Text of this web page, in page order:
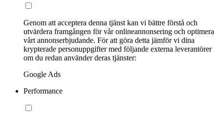
Genom att acceptera denna tjänst kan vi bättre förstå och
utvärdera framgången för vår onlineannonsering och optimera
vårt annonserbjudande. För att göra detta jämför vi dina
krypterade personuppgifter med följande externa leverantörer
om du redan använder deras tjänster:
Google Ads
Performance